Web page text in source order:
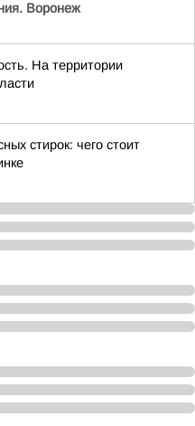
Воронеж
На территории
стирок: чего стоит